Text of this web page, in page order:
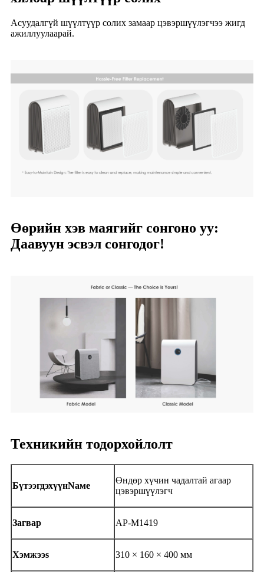
Асуудалгүй шүүлтүүр солих замаар цэвэршүүлэгчээ жигд
ажиллуулаарай.
Өөрийн хэв маягийг сонгоно уу:
Даавуун эсвэл сонгодог!
Техникийн тодорхойлолт
БүтээгдэхүүнNаме
Өндөр хүчин чадалтай агаар
цэвэршүүлэгч
Загвар AP-M1419
Хэмжээs 310 × 160 × 400 мм